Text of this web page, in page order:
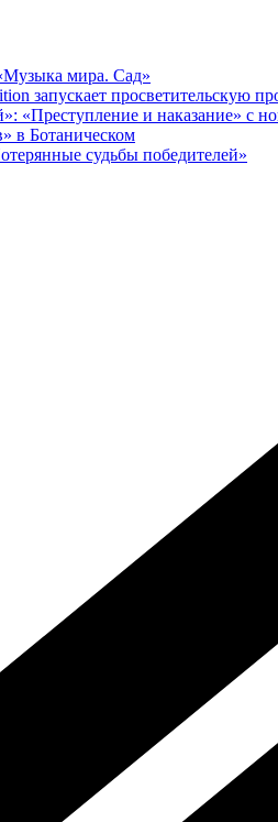
мира. Сад»
запускает просветительскую
«Преступление и наказание» с
в Ботаническом
судьбы победителей»